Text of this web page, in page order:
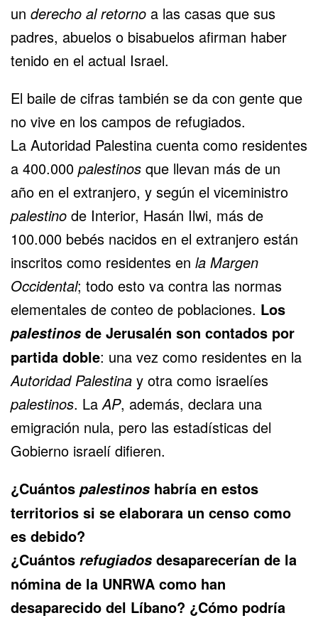
un derecho al retorno a las casas que sus
padres, abuelos o bisabuelos afirman haber
tenido en el actual Israel.
El baile de cifras también se da con gente que
no vive en los campos de refugiados.
La Autoridad Palestina cuenta como residentes
a 400.000 palestinos que llevan más de un
año en el extranjero, y según el viceministro
palestino de Interior, Hasán Ilwi, más de
100.000 bebés nacidos en el extranjero están
inscritos como residentes en la Margen
Occidental; todo esto va contra las normas
elementales de conteo de poblaciones. Los
palestinos de Jerusalén son contados por
partida doble: una vez como residentes en la
Autoridad Palestina y otra como israelíes
palestinos. La AP, además, declara una
emigración nula, pero las estadísticas del
Gobierno israelí difieren.
¿Cuántos palestinos habría en estos
territorios si se elaborara un censo como
es debido?
¿Cuántos refugiados desaparecerían de la
nómina de la UNRWA como han
desaparecido del Líbano? ¿Cómo podría